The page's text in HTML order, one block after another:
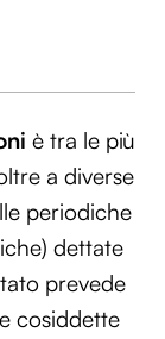
è tra le più
a diverse
periodiche
dettate
prevede
cosiddette